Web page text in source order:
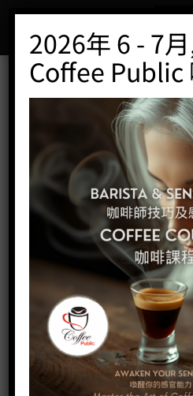
content2026年 6 - 7
Coffee Public